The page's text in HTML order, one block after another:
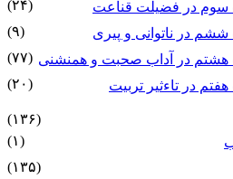
سوم در فضیلت قناعت
(۲۴)
ششم در ناتوانى و پیرى
(۹)
هشتم در آداب صحبت و همنشنى (۷۷)
هفتم در تاءثیر تربیت
(۲۰)
(۱۳۶)
(۱)
(۱۳۵)